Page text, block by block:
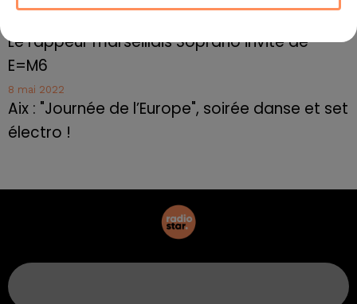
Le rappeur marseillais Soprano invité de
E=M6
8 mai 2022
Aix : "Journée de l’Europe", soirée danse et set
électro !